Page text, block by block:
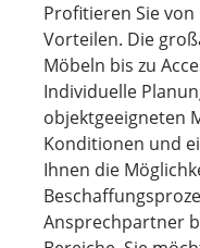
Profitieren Sie
Vorteilen. Die
Möbeln bis zu
Individuelle
objektgeeigneten
Konditionen und
Ihnen die
Ansprechpartner